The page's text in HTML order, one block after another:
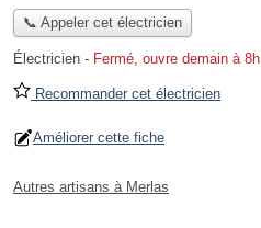
📞 Appeler cet électricien
Électricien - Fermé, ouvre demain à 8h
Recommander cet électricien
Améliorer cette fiche
Autres artisans à Merlas